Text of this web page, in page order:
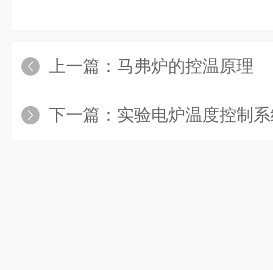
上一篇： 马弗炉的控温原理
下一篇： 实验电炉温度控制